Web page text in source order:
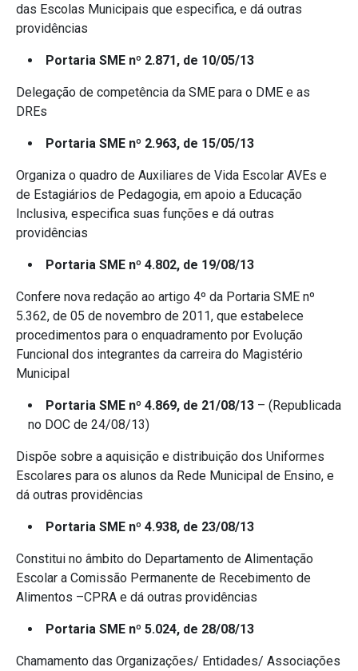
das Escolas Municipais que especifica, e dá outras
providências
Portaria SME nº 2.871, de 10/05/13
Delegação de competência da SME para o DME e as
DREs
Portaria SME nº 2.963, de 15/05/13
Organiza o quadro de Auxiliares de Vida Escolar AVEs e
de Estagiários de Pedagogia, em apoio a Educação
Inclusiva, especifica suas funções e dá outras
providências
Portaria SME nº 4.802, de 19/08/13
Confere nova redação ao artigo 4º da Portaria SME nº
5.362, de 05 de novembro de 2011, que estabelece
procedimentos para o enquadramento por Evolução
Funcional dos integrantes da carreira do Magistério
Municipal
Portaria SME nº 4.869, de 21/08/13 – (Republicada
no DOC de 24/08/13)
Dispõe sobre a aquisição e distribuição dos Uniformes
Escolares para os alunos da Rede Municipal de Ensino, e
dá outras providências
Portaria SME nº 4.938, de 23/08/13
Constitui no âmbito do Departamento de Alimentação
Escolar a Comissão Permanente de Recebimento de
Alimentos –CPRA e dá outras providências
Portaria SME nº 5.024, de 28/08/13
Chamamento das Organizações/ Entidades/ Associações